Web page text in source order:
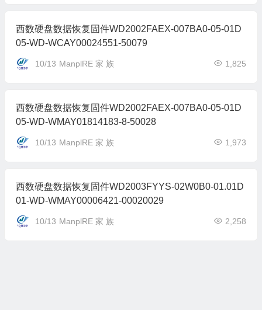
西数硬盘数据恢复固件WD2002FAEX-007BA0-05-01D
05-WD-WCAY00024551-50079
10/13 ManplRE 家 族 1,825
西数硬盘数据恢复固件WD2002FAEX-007BA0-05-01D
05-WD-WMAY01814183-8-50028
10/13 ManplRE 家 族 1,973
西数硬盘数据恢复固件WD2003FYYS-02W0B0-01.01D
01-WD-WMAY00006421-00020029
10/13 ManplRE 家 族 2,258